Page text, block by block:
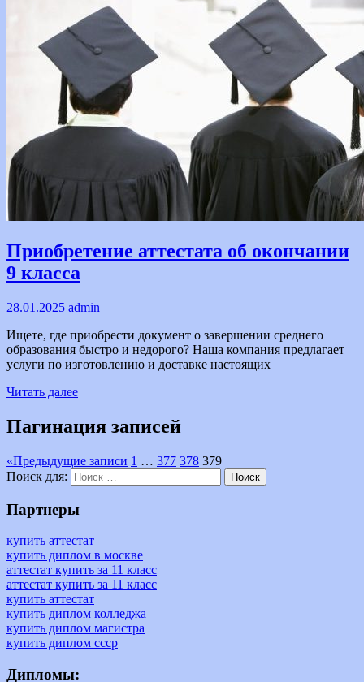
Приобретение аттестата об окончании
9 класса
28.01.2025 admin
Ищете, где приобрести документ о завершении среднего
образования быстро и недорого? Наша компания предлагает
услуги по изготовлению и доставке настоящих
Читать далее
Пагинация записей
«Предыдущие записи 1 … 377 378 379
Поиск для:
Поиск
Партнеры
купить аттестат
купить диплом в москве
аттестат купить за 11 класс
аттестат купить за 11 класс
купить аттестат
купить диплом колледжа
купить диплом магистра
купить диплом ссср
Дипломы: